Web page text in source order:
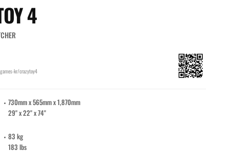
4
kr/crazytoy4
730mm x 565mm x 1,870mm
29" x 22" x 74"
83 kg
183 lbs